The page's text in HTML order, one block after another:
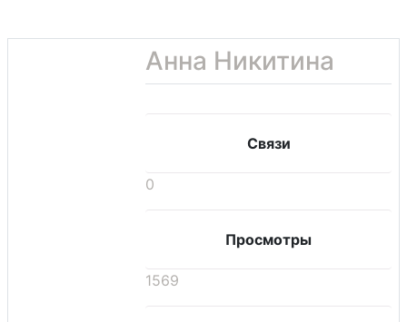
Анна Никитина
Связи
0
Просмотры
1569